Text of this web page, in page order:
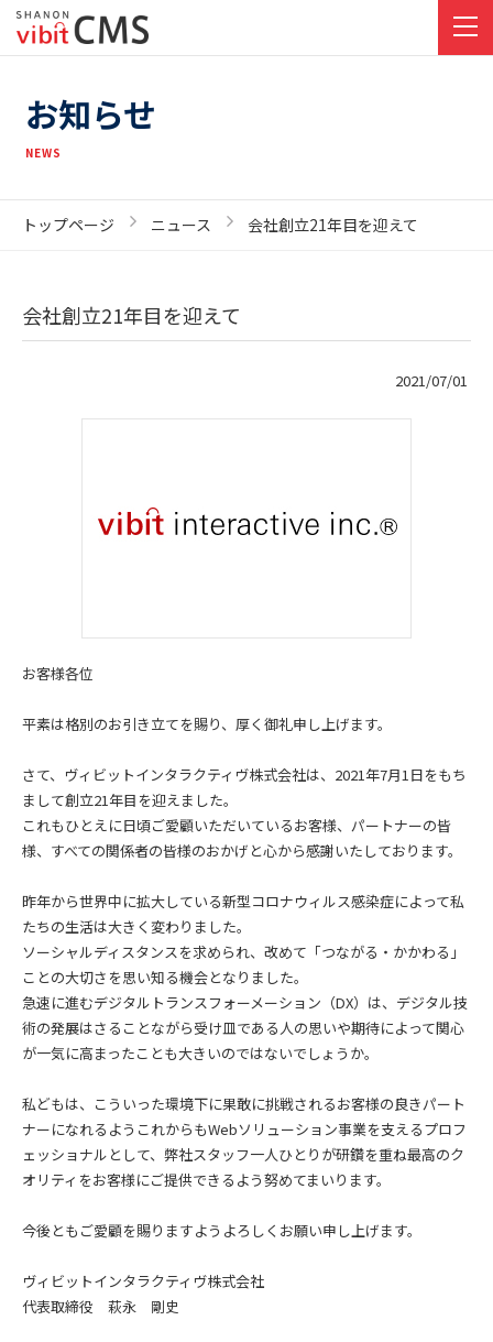
お知らせ
NEWS
トップページ ニュース 会社創立21年目を迎えて
会社創立21年目を迎えて
2021/07/01
お客様各位
平素は格別のお引き立てを賜り、厚く御礼申し上げます。
さて、ヴィビットインタラクティヴ株式会社は、2021年7月1日をもち
まして創立21年目を迎えました。
これもひとえに日頃ご愛顧いただいているお客様、パートナーの皆
様、すべての関係者の皆様のおかげと心から感謝いたしております。
昨年から世界中に拡大している新型コロナウィルス感染症によって私
たちの生活は大きく変わりました。
ソーシャルディスタンスを求められ、改めて「つながる・かかわる」
ことの大切さを思い知る機会となりました。
急速に進むデジタルトランスフォーメーション（DX）は、デジタル技
術の発展はさることながら受け皿である人の思いや期待によって関心
が一気に高まったことも大きいのではないでしょうか。
私どもは、こういった環境下に果敢に挑戦されるお客様の良きパート
ナーになれるようこれからもWebソリューション事業を支えるプロフ
ェッショナルとして、弊社スタッフ一人ひとりが研鑽を重ね最高のク
オリティをお客様にご提供できるよう努めてまいります。
今後ともご愛顧を賜りますようよろしくお願い申し上げます。
ヴィビットインタラクティヴ株式会社
代表取締役 萩永 剛史